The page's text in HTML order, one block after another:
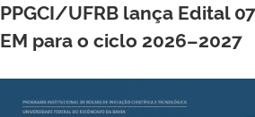
PPGCI/UFRB lança Edital
EM para o ciclo 2026–2027